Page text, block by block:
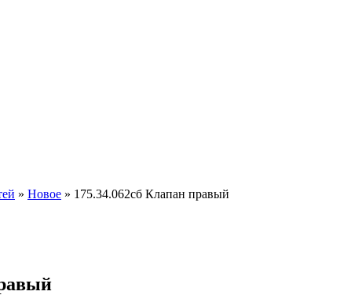
» Новое » 175.34.062сб Клапан правый